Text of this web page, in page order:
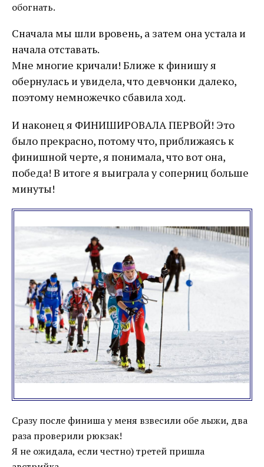
обогнать.
Сначала мы шли вровень, а затем она устала и
начала отставать.
Мне многие кричали! Ближе к финишу я
обернулась и увидела, что девчонки далеко,
поэтому немножечко сбавила ход.
И наконец я ФИНИШИРОВАЛА ПЕРВОЙ! Это
было прекрасно, потому что, приближаясь к
финишной черте, я понимала, что вот она,
победа! В итоге я выиграла у соперниц больше
минуты!
Сразу после финиша у меня взвесили обе лыжи, два
раза проверили рюкзак!
Я не ожидала, если честно) третей пришла